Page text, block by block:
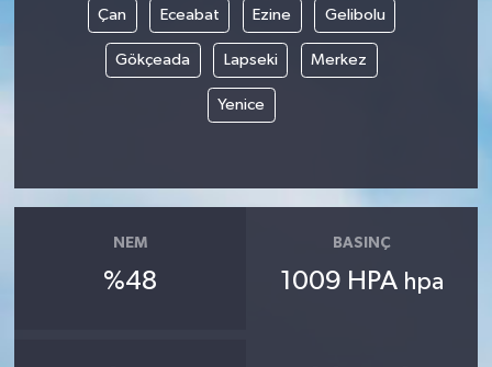
Çan Eceabat Ezine Gelibolu
Gökçeada Lapseki Merkez
Yenice
NEM
%48
BASINÇ
1009 HPA hpa